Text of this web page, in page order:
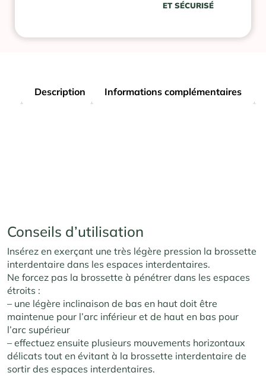
ET SÉCURISÉ
Description Informations complémentaires
Conseils d’utilisation
Insérez en exerçant une très légère pression la brossette
interdentaire dans les espaces interdentaires.
Ne forcez pas la brossette à pénétrer dans les espaces
étroits :
– une légère inclinaison de bas en haut doit être
maintenue pour l’arc inférieur et de haut en bas pour
l’arc supérieur
– effectuez ensuite plusieurs mouvements horizontaux
délicats tout en évitant à la brossette interdentaire de
sortir des espaces interdentaires.